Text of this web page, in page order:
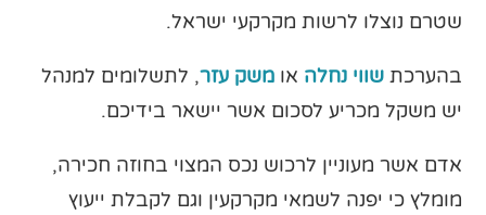
שטרם נוצלו לרשות מקרקעי ישראל.
בהערכתשווי נחלה אומשק עזר, לתשלומים למנהל
יש משקל מכריע לסכום אשר יישאר בידיכם.
אדם אשר מעוניין לרכוש נכס המצוי בחוזה חכירה,
מומלץ כי יפנה לשמאי מקרקעין וגם לקבלת ייעוץ